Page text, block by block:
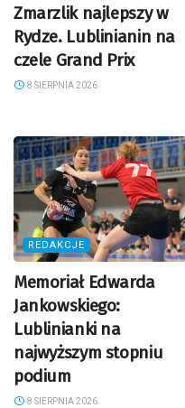
Zmarzlik najlepszy w
Rydze. Lublinianin na
czele Grand Prix
8 SIERPNIA 2026
REDAKCJE
Memoriał Edwarda
Jankowskiego:
Lublinianki na
najwyższym stopniu
podium
8 SIERPNIA 2026